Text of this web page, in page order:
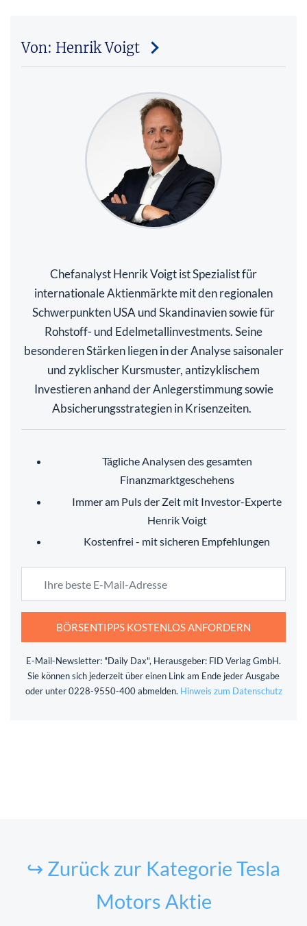
Von: Henrik Voigt
Chefanalyst Henrik Voigt ist Spezialist für
internationale Aktienmärkte mit den regionalen
Schwerpunkten USA und Skandinavien sowie für
Rohstoff- und Edelmetallinvestments. Seine
besonderen Stärken liegen in der Analyse saisonaler
und zyklischer Kursmuster, antizyklischem
Investieren anhand der Anlegerstimmung sowie
Absicherungsstrategien in Krisenzeiten.
Tägliche Analysen des gesamten
Finanzmarktgeschehens
Immer am Puls der Zeit mit Investor-Experte
Henrik Voigt
Kostenfrei - mit sicheren Empfehlungen
BÖRSENTIPPS KOSTENLOS ANFORDERN
E-Mail-Newsletter: "Daily Dax", Herausgeber: FID Verlag GmbH.
Sie können sich jederzeit über einen Link am Ende jeder Ausgabe
oder unter 0228-9550-400 abmelden. Hinweis zum Datenschutz
↪ Zurück zur Kategorie Tesla
Motors Aktie